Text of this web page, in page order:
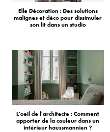
Elle Décoration : Des solutions
malignes et déco pour dissimuler
son lit dans un studio
L'oeil de l'architecte : Comment
apporter de la couleur dans un
intérieur haussmannien ?